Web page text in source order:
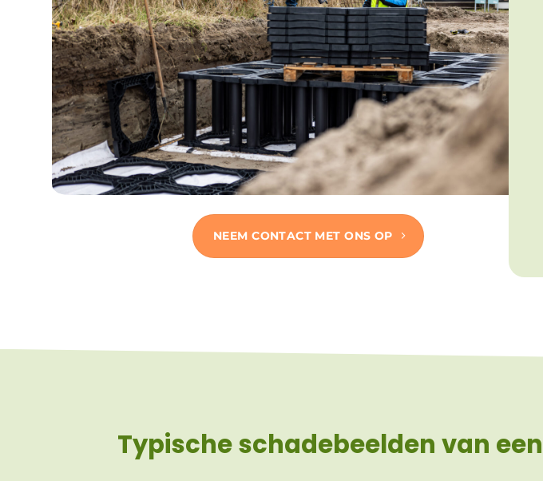
NEEM CONTACT MET ONS OP
Typische schadebeelden van